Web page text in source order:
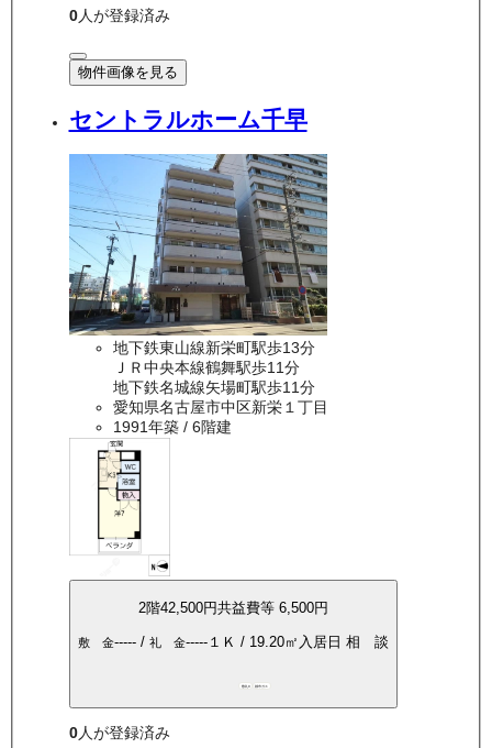
0人が登録済み
物件画像を見る
セントラルホーム千早
地下鉄東山線新栄町駅歩13分
ＪＲ中央本線鶴舞駅歩11分
地下鉄名城線矢場町駅歩11分
愛知県名古屋市中区新栄１丁目
1991年築/ 6階建
2階42,500円共益費等 6,500円
敷 金-----/ 礼 金-----１Ｋ / 19.20㎡ 入居日 相 談
敷礼0 都市ガス
0人が登録済み